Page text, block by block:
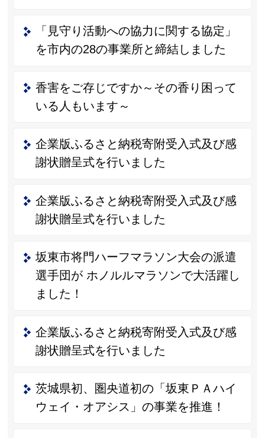
「見守り活動への協力に関する協定」
を市内の28の事業所と締結しました
香害をご存じですか～その香り困って
いる人もいます～
企業版ふるさと納税寄附受入式及び感
謝状贈呈式を行いました
企業版ふるさと納税寄附受入式及び感
謝状贈呈式を行いました
坂東市将門ハーフマラソン大会の派遣
選手団が ホノルルマラソンで大活躍し
ました！
企業版ふるさと納税寄附受入式及び感
謝状贈呈式を行いました
茨城県初、圏央道初の「坂東ＰＡハイ
ウェイ・オアシス」の事業を推進！